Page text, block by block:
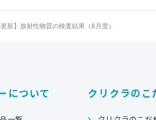
更新】放射性物質の検査結果（8月度）
について クリクラのこ